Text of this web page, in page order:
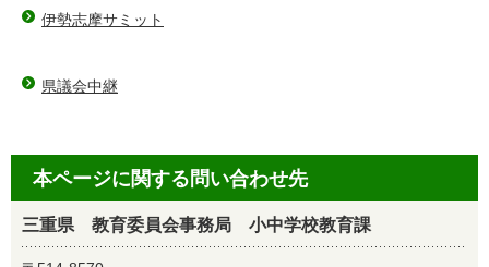
伊勢志摩サミット
県議会中継
本ページに関する問い合わせ先
三重県 教育委員会事務局 小中学校教育課